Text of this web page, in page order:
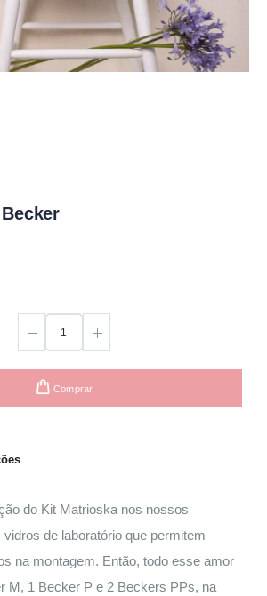
Comprar
do Kit Matrioska nos nossos
de laboratório que permitem
na montagem. Então, todo esse amor
M, 1 Becker P e 2 Beckers PPs, na